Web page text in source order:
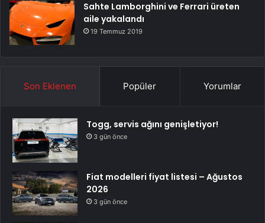
Sahte Lamborghini ve Ferrari üreten
aile yakalandı
19 Temmuz 2019
Son Eklenen Popüler Yorumlar
Togg, servis ağını genişletiyor!
3 gün önce
Fiat modelleri fiyat listesi – Ağustos
2026
3 gün önce